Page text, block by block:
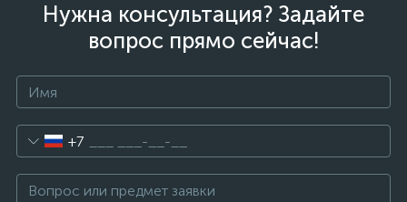
Нужна консультация? Задайте
вопрос прямо сейчас!
+7